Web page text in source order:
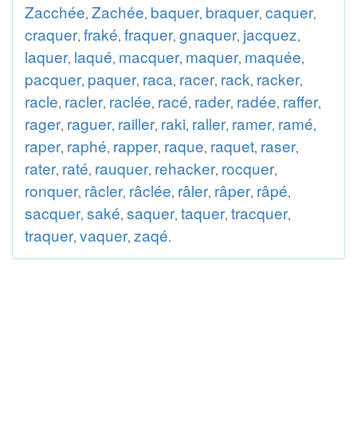
Zacchée, Zachée, baquer, braquer, caquer,
craquer, fraké, fraquer, gnaquer, jacquez,
laquer, laqué, macquer, maquer, maquée,
pacquer, paquer, raca, racer, rack, racker,
racle, racler, raclée, racé, rader, radée, raffer,
rager, raguer, railler, raki, raller, ramer, ramé,
raper, raphé, rapper, raque, raquet, raser,
rater, raté, rauquer, rehacker, rocquer,
ronquer, râcler, râclée, râler, râper, râpé,
sacquer, saké, saquer, taquer, tracquer,
traquer, vaquer, zaqé.